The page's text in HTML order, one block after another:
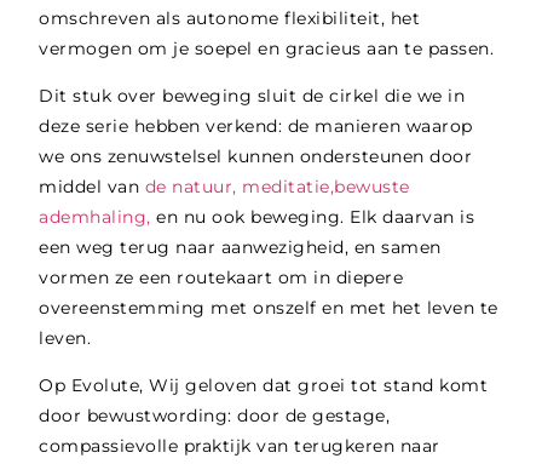
omschreven als autonome flexibiliteit, het
vermogen om je soepel en gracieus aan te passen.
Dit stuk over beweging sluit de cirkel die we in
deze serie hebben verkend: de manieren waarop
we ons zenuwstelsel kunnen ondersteunen door
middel van de natuur, meditatie,bewuste
ademhaling,en nu ook beweging. Elk daarvan is
een weg terug naar aanwezigheid, en samen
vormen ze een routekaart om in diepere
overeenstemming met onszelf en met het leven te
leven.
Op Evolute, Wij geloven dat groei tot stand komt
door bewustwording: door de gestage,
compassievolle praktijk van terugkeren naar